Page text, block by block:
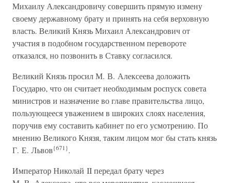
Михаилу Александровичу совершить прямую измену
своему державному брату и принять на себя верховную
власть. Великий Князь Михаил Александрович от
участия в подобном государственном перевороте
отказался, но позвонить в Ставку согласился.
Великий Князь просил М. В. Алексеева доложить
Государю, что он считает необходимым роспуск совета
министров и назначение во главе правительства лицо,
пользующееся уважением в широких слоях населения,
поручив ему составить кабинет по его усмотрению. По
мнению Великого Князя, таким лицом мог бы стать князь
Г. Е. Львов{671}.
Император Николай II передал брату через